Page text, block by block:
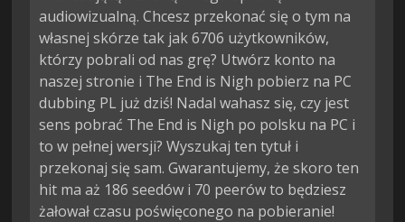
audiowizualną. Chcesz przekonać się o tym na
własnej skórze tak jak 6706 użytkowników,
którzy pobrali od nas grę? Utwórz konto na
naszej stronie i The End is Nigh pobierz na PC
dubbing PL już dziś! Nadal wahasz się, czy jest
sens pobrać The End is Nigh po polsku na PC i
to w pełnej wersji? Wyszukaj ten tytuł i
przekonaj się sam. Gwarantujemy, że skoro ten
hit ma aż 186 seedów i 70 peerów to będziesz
żałował czasu poświęconego na pobieranie!